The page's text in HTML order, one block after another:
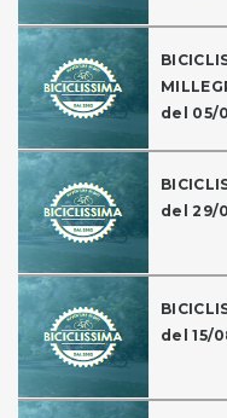
del 05/
del 29/
del 15/